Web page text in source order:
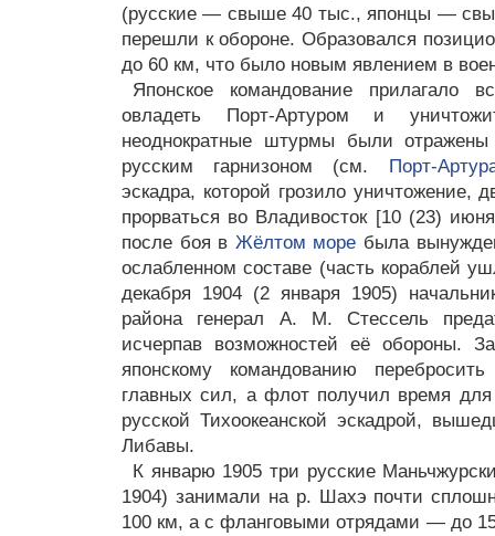
(русские — свыше 40 тыс., японцы —
перешли к обороне. Образовался
до 60 км, что было новым явлением в
Японское командование прилагало
овладеть Порт-Артуром и
неоднократные штурмы были отражены
русским гарнизоном (см. Порт-
эскадра, которой грозило уничтожение,
прорваться во Владивосток [10 (23)
после боя в Жёлтом море была
ослабленном составе (часть кораблей
декабря 1904 (2 января 1905)
района генерал А. М. Стессель
исчерпав возможностей её обороны.
японскому командованию
главных сил, а флот получил время для
русской Тихоокеанской эскадрой,
Либавы.
К январю 1905 три русские
1904) занимали на р. Шахэ почти
100 км, а с фланговыми отрядами — до